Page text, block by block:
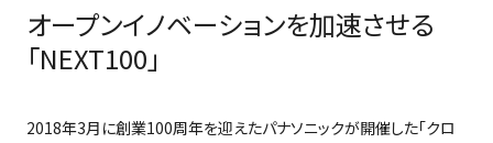
オープンイノベーションを加速させる
「NEXT100」
2018年3月に創業100周年を迎えたパナソニックが開催した「クロ